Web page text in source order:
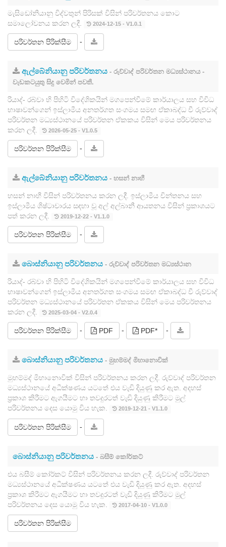
මැසිඩෝනියානු විද්වතුන් පිරිසක් විසින් පරිවර්තනය කොට
සමාලෝචනය කරන ලදී.
2024-12-15 - V1.0.1
පරිවර්තන පිරික්සීම -
ඇල්බේනියානු පරිවර්තනය - රුව්වාද් පරිවර්තන මධ්‍යස්ථානය -
වැඩකටයුතු සිදු වෙමින් පවතී.
රියාද්- රබ්වා හි පිහිටි විදේශිකයින් මගපෙන්වීමේ කාර්යාලය සහ විවිධ
භාෂාවන්ගෙන් ඉස්ලාමීය අනතර්ගත සංගමය සමඟ ඒකාබද්ධ වී රුව්වාද්
පරිවර්තන මධ්‍යස්ථානයේ පරිවර්තන ඒකකය විසින් මෙය පරිවර්තනය
කරන ලදී.
2026-05-25 - V1.0.5
පරිවර්තන පිරික්සීම -
ඇල්බේනියානු පරිවර්තනය - හසන් නාහී
හසන් නාහී විසින් පරිවර්තනය කරන ලදී. ඉස්ලාමීය චින්තනය සහ
ඉස්ලාමීය ශිෂ්ටාචාරය සඳහා වූ අල් අල්බානී ආයතනය විසින් ප්‍රකාශයට
පත් කරන ලදී.
2019-12-22 - V1.1.0
පරිවර්තන පිරික්සීම -
බොස්නියානු පරිවර්තනය - රුව්වාද් පරිවර්තන මධ්‍යස්ථාන
රියාද්- රබ්වා හි පිහිටි විදේශිකයින් මගපෙන්වීමේ කාර්යාලය සහ විවිධ
භාෂාවන්ගෙන් ඉස්ලාමීය අනතර්ගත සංගමය සමඟ ඒකාබද්ධ වී රුව්වාද්
පරිවර්තන මධ්‍යස්ථානයේ පරිවර්තන ඒකකය විසින් මෙය පරිවර්තනය
කරන ලදී.
2025-03-04 - V2.0.4
පරිවර්තන පිරික්සීම - PDF - PDF* -
බොස්නියානු පරිවර්තනය - මුහම්මද් මිහානොවික්
මුහම්මද් මිහානොවික් විසින් පරිවර්තනය කරන ලදී. රුව්වාද් පරිවර්තන
මධ්‍යස්ථානයේ අධීක්ෂණය යටතේ එය වැඩි දියුණු කර ඇත. අදහස්
ප්‍රකාශ කිරීමට ඇගයීමට හා තවදුරටත් වැඩි දියුණු කිරීමට මුල්
පරිවර්තනය දෙස යොමු විය හැක.
2019-12-21 - V1.1.0
පරිවර්තන පිරික්සීම -
බොස්නියානු පරිවර්තනය - බසීම් කෝර්කට්
එය බසීම් කෝර්කට් විසින් පරිවර්තනය කරන ලදී. රුව්වාද් පරිවර්තන
මධ්‍යස්ථානයේ අධීක්ෂණය යටතේ එය වැඩි දියුණු කර ඇත. අදහස්
ප්‍රකාශ කිරීමට ඇගයීමට හා තවදුරටත් වැඩි දියුණු කිරීමට මුල්
පරිවර්තනය දෙස යොමු විය හැක.
2017-04-10 - V1.0.0
පරිවර්තන පිරික්සීම